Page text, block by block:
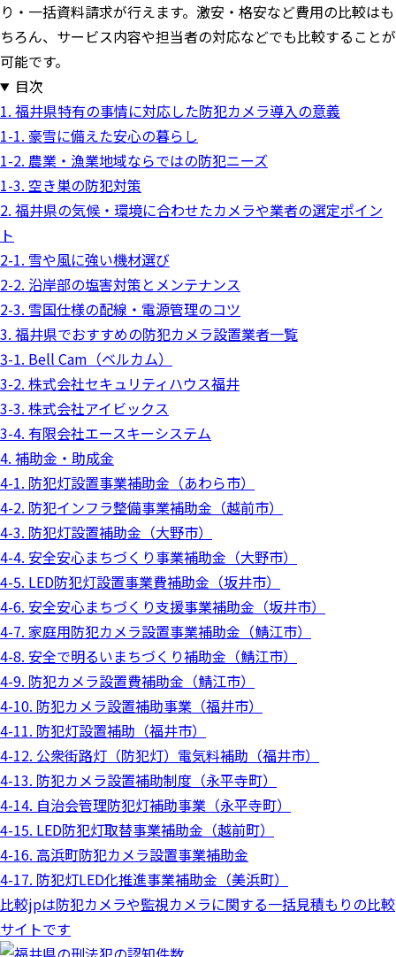
り・一括資料請求が行えます。激安・格安など費用の比較はも
ちろん、サービス内容や担当者の対応などでも比較することが
可能です。
目次
1. 福井県特有の事情に対応した防犯カメラ導入の意義
1-1. 豪雪に備えた安心の暮らし
1-2. 農業・漁業地域ならではの防犯ニーズ
1-3. 空き巣の防犯対策
2. 福井県の気候・環境に合わせたカメラや業者の選定ポイン
ト
2-1. 雪や風に強い機材選び
2-2. 沿岸部の塩害対策とメンテナンス
2-3. 雪国仕様の配線・電源管理のコツ
3. 福井県でおすすめの防犯カメラ設置業者一覧
3-1. Bell Cam（ベルカム）
3-2. 株式会社セキュリティハウス福井
3-3. 株式会社アイビックス
3-4. 有限会社エースキーシステム
4. 補助金・助成金
4-1. 防犯灯設置事業補助金（あわら市）
4-2. 防犯インフラ整備事業補助金（越前市）
4-3. 防犯灯設置補助金（大野市）
4-4. 安全安心まちづくり事業補助金（大野市）
4-5. LED防犯灯設置事業費補助金（坂井市）
4-6. 安全安心まちづくり支援事業補助金（坂井市）
4-7. 家庭用防犯カメラ設置事業補助金（鯖江市）
4-8. 安全で明るいまちづくり補助金（鯖江市）
4-9. 防犯カメラ設置費補助金（鯖江市）
4-10. 防犯カメラ設置補助事業（福井市）
4-11. 防犯灯設置補助（福井市）
4-12. 公衆街路灯（防犯灯）電気料補助（福井市）
4-13. 防犯カメラ設置補助制度（永平寺町）
4-14. 自治会管理防犯灯補助事業（永平寺町）
4-15. LED防犯灯取替事業補助金（越前町）
4-16. 高浜町防犯カメラ設置事業補助金
4-17. 防犯灯LED化推進事業補助金（美浜町）
比較jpは防犯カメラや監視カメラに関する一括見積もりの比較
サイトです